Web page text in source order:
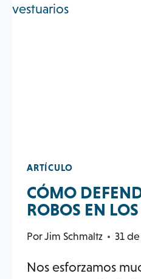
ARTÍCULO
CÓMO
ROBOS EN
PorJim Schmaltz 31
Nos esforzamos